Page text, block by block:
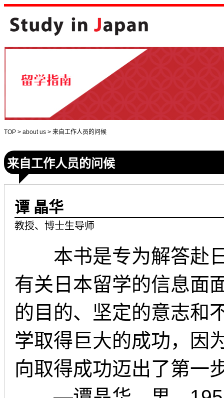
TOP > about us > 来自工作人员的问候
来自工作人员的问候
谭 晶华
教授、博士生导师
本书是专为解答赴日
有关日本留学的信息面
的目的、坚定的意志和
学取得巨大的成功，因
向取得成功迈出了第一